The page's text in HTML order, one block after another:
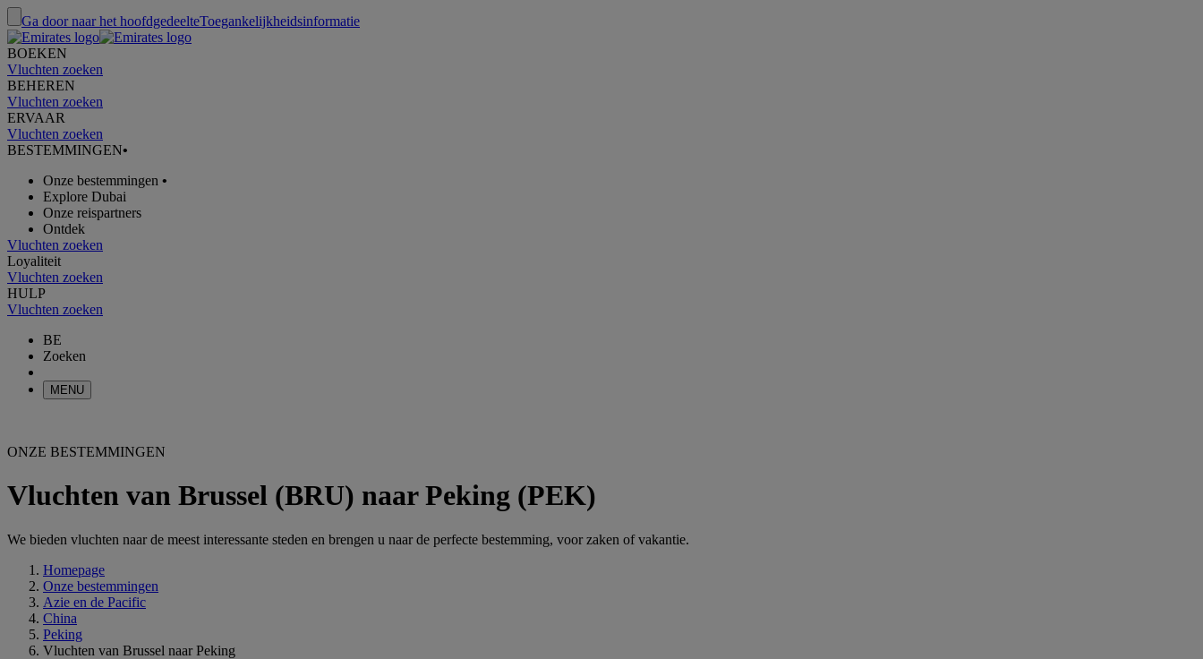
Ga door naar het hoofdgedeelteToegankelijkheidsinformatie
BOEKEN
Vluchten zoeken
BEHEREN
Vluchten zoeken
ERVAAR
Vluchten zoeken
BESTEMMINGEN•
Onze bestemmingen •
Explore Dubai
Onze reispartners
Ontdek
Vluchten zoeken
Loyaliteit
Vluchten zoeken
HULP
Vluchten zoeken
BE
Zoeken
MENU
ONZE BESTEMMINGEN
Vluchten van Brussel (BRU) naar Peking (PEK)
We bieden vluchten naar de meest interessante steden en brengen u naar de perfecte bestemming, voor zaken of vakantie.
Homepage
Onze bestemmingen
Azie en de Pacific
China
Peking
Vluchten van Brussel naar Peking